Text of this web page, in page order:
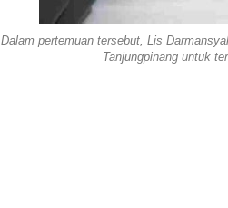
Dalam pertemuan tersebut, Lis
Tanjungpinang untuk